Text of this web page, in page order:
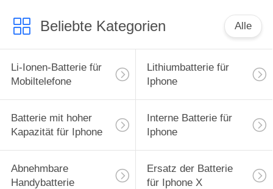
Beliebte Kategorien Alle
Li-Ionen-Batterie für
Mobiltelefone
Lithiumbatterie für
Iphone
Batterie mit hoher
Kapazität für Iphone
Interne Batterie für
Iphone
Abnehmbare
Handybatterie
Ersatz der Batterie
für Iphone X